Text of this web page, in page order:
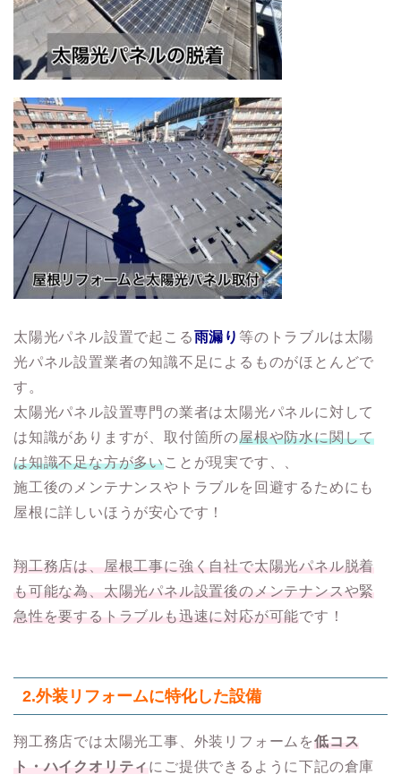
太陽光パネル設置で起こる雨漏り 等のトラブルは太陽
光パネル設置業者の知識不足によるものがほとんどで
す。
太陽光パネル設置専門の業者は太陽光パネルに対して
は知識がありますが、取付箇所の屋根や防水に関して
は知識不足な方が多いことが現実です、、
施工後のメンテナンスやトラブルを回避するためにも
屋根に詳しいほうが安心です！
翔工務店は、屋根工事に強く自社で太陽光パネル脱着
も可能な為、太陽光パネル設置後のメンテナンスや緊
急性を要するトラブルも迅速に対応が可能です！
2.外装リフォームに特化した設備
翔工務店では太陽光工事、外装リフォームを低コス
ト・ハイクオリティ にご提供できるように下記の倉庫